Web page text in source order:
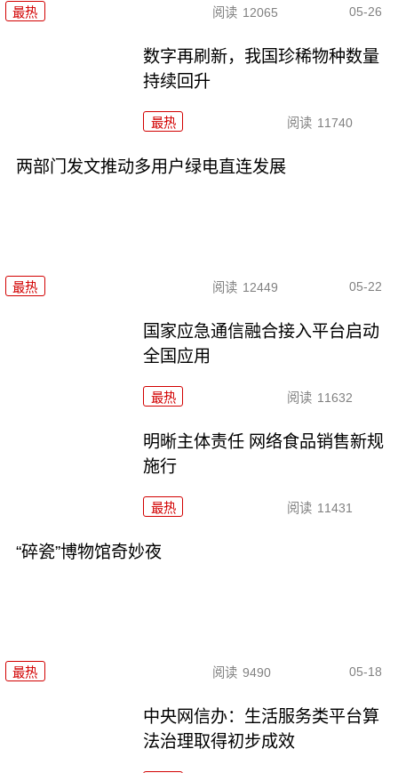
最热 阅读 12065 05-26
数字再刷新，我国珍稀物种数量
持续回升
最热 阅读 11740
两部门发文推动多用户绿电直连发展
最热 阅读 12449 05-22
国家应急通信融合接入平台启动
全国应用
最热 阅读 11632
明晰主体责任 网络食品销售新规
施行
最热 阅读 11431
“碎瓷”博物馆奇妙夜
最热 阅读 9490 05-18
中央网信办：生活服务类平台算
法治理取得初步成效